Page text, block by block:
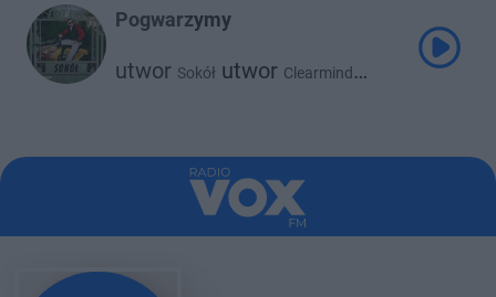
Pogwarzymy
utwor Sokół utwor Clearmind